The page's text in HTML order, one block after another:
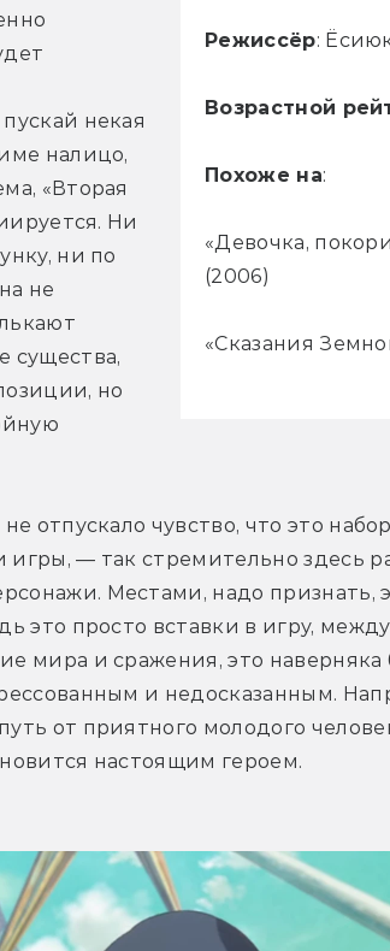
Режиссёр:
Возрастной
Похоже на:
«Девочка,
(2006)
«Сказания
некая
налицо,
«Вторая
Ни
ни по
не
существа,
но
отпускало чувство, что это
игры, — так стремительно здесь
Местами, надо признать,
это просто вставки в игру,
мира и сражения, это наверняка
и недосказанным.
от приятного молодого
настоящим героем.